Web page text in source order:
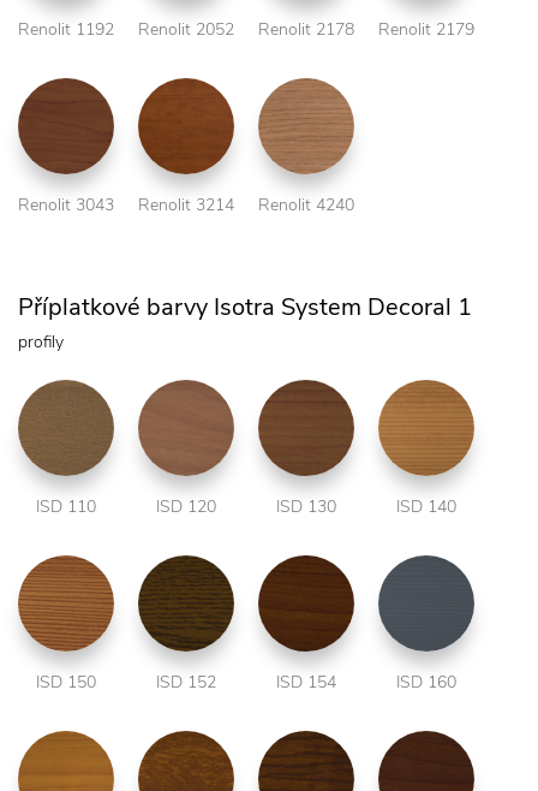
Renolit 1192 Renolit 2052 Renolit 2178 Renolit 2179
Renolit 3043 Renolit 3214 Renolit 4240
Příplatkové barvy Isotra System Decoral 1
profily
ISD 110 ISD 120 ISD 130 ISD 140
ISD 150 ISD 152 ISD 154 ISD 160